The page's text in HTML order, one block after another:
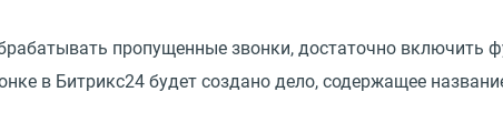
пропущенные звонки, достаточно включить
в Битрикс24 будет создано дело, содержащее